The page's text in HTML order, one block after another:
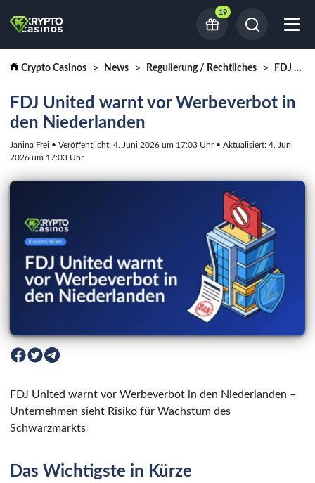
19
Crypto Casinos News Regulierung / Rechtliches FDJ United warnt vor Werbeverbot in den Niederlanden
FDJ United warnt vor Werbeverbot in
den Niederlanden
Janina Frei • Veröffentlicht: 4. Juni 2026 um 17:03 Uhr • Aktualisiert: 4. Juni
2026 um 17:03 Uhr
FDJ United warnt vor Werbeverbot in den Niederlanden –
Unternehmen sieht Risiko für Wachstum des
Schwarzmarkts
Das Wichtigste in Kürze